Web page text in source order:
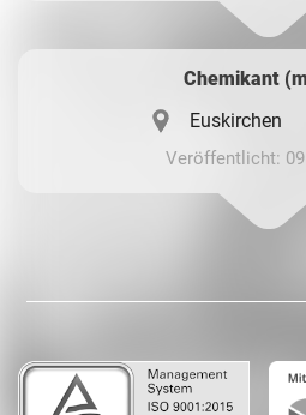
Chemikant
Euskirchen
Veröffentlicht: